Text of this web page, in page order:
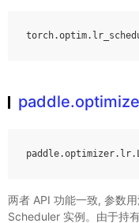
torch.optim.
paddle.optimizer. lr.
两者 API 功能一致, 参数
Scheduler 实例。由于持